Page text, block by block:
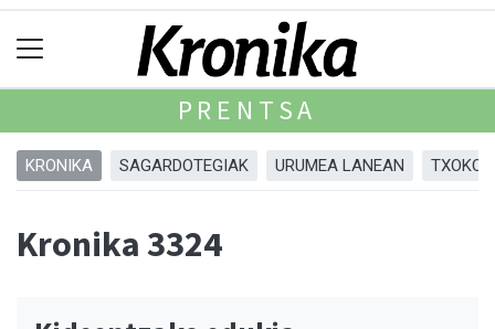
PRENTSA
KRONIKA SAGARDOTEGIAK URUMEA LANEAN
Kronika 3324